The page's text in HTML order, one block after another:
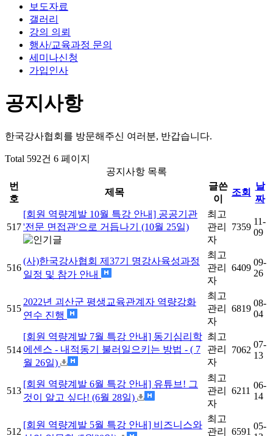
보도자료
갤러리
강의 의뢰
행사/교육과정 문의
세미나신청
가입인사
공지사항
한국강사협회를 방문해주신 여러분, 반갑습니다.
Total 592건 6 페이지
공지사항 목록
번
호
제목
글쓴
이
조회
날
짜
517
[회원 역량계발 10월 특강 안내] 공공기관
'전문 면접관'으로 거듭나기 (10월 25일)
최고
관리
자
7359
11-
09
516
(사)한국강사협회 제37기 명강사육성과정
일정 및 참가 안내
최고
관리
자
6409
09-
26
515
2022년 괴산군 평생교육관계자 역량강화
연수 진행
최고
관리
자
6819
08-
04
514
[회원 역량계발 7월 특강 안내] 동기심리학
에센스 - 내적동기 불러일으키는 방법 - ( 7
월 26일)
최고
관리
자
7062
07-
13
513
[회원 역량계발 6월 특강 안내] 유튜브! 그
것이 알고 싶다! (6월 28일)
최고
관리
자
6211
06-
14
512
[회원 역량계발 5월 특강 안내] 비즈니스와
최고
관리
6591
05-